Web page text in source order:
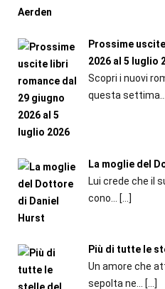
Prossime
2026 al 5 luglio
Scopri i nuovi
questa settima...
La moglie del
Lui crede che il
cono...
[…]
Più di tutte le
Un amore che
sepolta ne... […]